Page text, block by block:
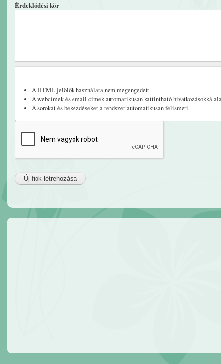
Érdeklődési kör
A HTML jelölők használata nem megengedett.
A webcímek és email címek automatikusan kattintható hivatkozásokká
A sorokat és bekezdéseket a rendszer automatikusan felismeri.